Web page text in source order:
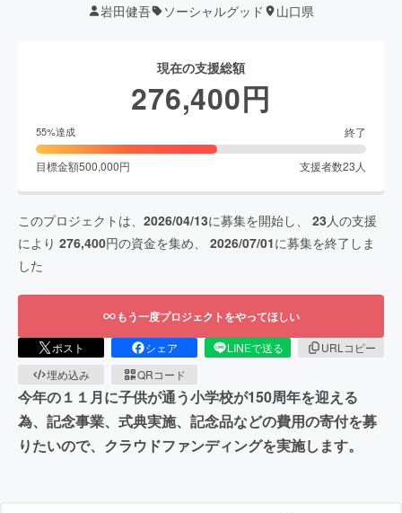
岩田健吾 ソーシャルグッド 山口県
現在の支援総額
276,400円
55%達成 終了
目標金額500,000円 支援者数23 人
このプロジェクトは、 2026/04/13に募集を開始し、 23 人の支援
により 276,400円の資金を集め、 2026/07/01に募集を終了しま
した
もう一度プロジェクトをやってほしい
ポスト シェア LINEで送る
URLコピー
埋め込み
QRコード
今年の１１月に子供が通う小学校が150周年を迎える
為、記念事業、式典実施、記念品などの費用の寄付を募
りたいので、クラウドファンディングを実施します。